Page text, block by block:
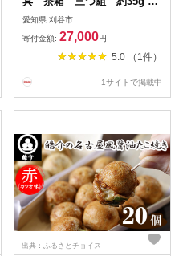
三雲屋緞子 職人 手作業 手作
り 送料無料 愛知県 No.434
愛知県 刈谷市
寄付金額: 27,000円
5.0 （1件）
1サイトで掲載中
出典：ふるさとチョイス